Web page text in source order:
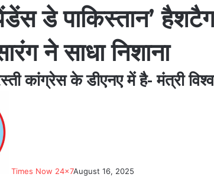
डे पाकिस्तान’
ने साधा निशाना
कांग्रेस के डीएनए में है- मंत्री
Times Now 24x7August 16, 2025